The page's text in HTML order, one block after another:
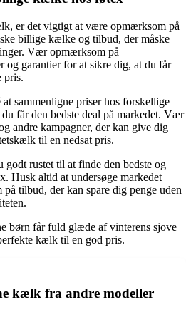
er det vigtigt at være opmærksom på
billige kælke og tilbud, der måske
Vær opmærksom på
og garantier for at sikre dig, at du får
pris.
sammenligne priser hos forskellige
får den bedste deal på markedet. Vær
andre kampagner, der kan give dig
til en nedsat pris.
godt rustet til at finde den bedste og
Husk altid at undersøge markedet
tilbud, der kan spare dig penge uden
børn får fuld glæde af vinterens sjove
kælk til en god pris.
kælk fra andre modeller